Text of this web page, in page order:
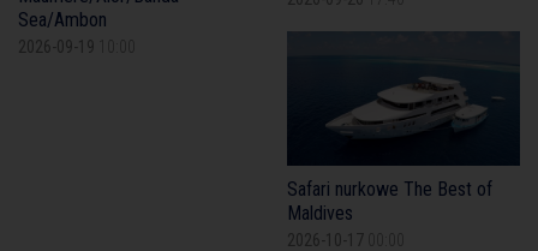
Sea/Ambon
2026-09-19
Safari nurkowe The Best of
Maldives
2026-10-17